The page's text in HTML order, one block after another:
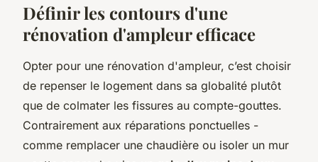
Définir les contours d'une
rénovation d'ampleur efficace
Opter pour une rénovation d'ampleur, c’est choisir
de repenser le logement dans sa globalité plutôt
que de colmater les fissures au compte-gouttes.
Contrairement aux réparations ponctuelles -
comme remplacer une chaudière ou isoler un mur